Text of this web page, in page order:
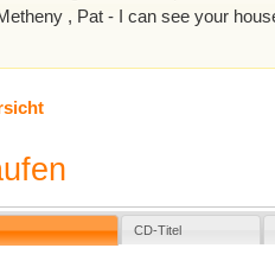
, Pat - I can see your
CD-Titel